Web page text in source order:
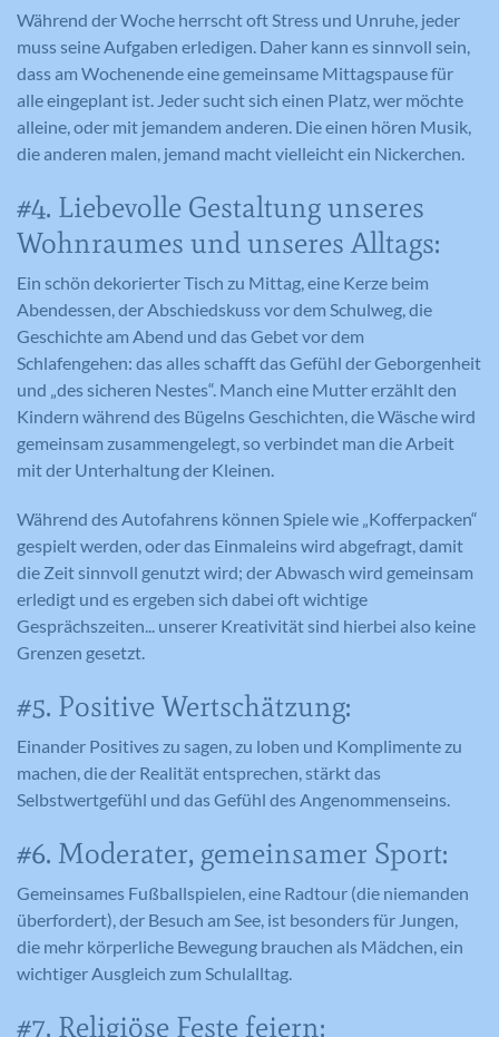
Während der Woche herrscht oft Stress und Unruhe, jeder
muss seine Aufgaben erledigen. Daher kann es sinnvoll sein,
dass am Wochenende eine gemeinsame Mittagspause für
alle eingeplant ist. Jeder sucht sich einen Platz, wer möchte
alleine, oder mit jemandem anderen. Die einen hören Musik,
die anderen malen, jemand macht vielleicht ein Nickerchen.
#4. Liebevolle Gestaltung unseres
Wohnraumes und unseres Alltags:
Ein schön dekorierter Tisch zu Mittag, eine Kerze beim
Abendessen, der Abschiedskuss vor dem Schulweg, die
Geschichte am Abend und das Gebet vor dem
Schlafengehen: das alles schafft das Gefühl der Geborgenheit
und „des sicheren Nestes“. Manch eine Mutter erzählt den
Kindern während des Bügelns Geschichten, die Wäsche wird
gemeinsam zusammengelegt, so verbindet man die Arbeit
mit der Unterhaltung der Kleinen.
Während des Autofahrens können Spiele wie „Kofferpacken“
gespielt werden, oder das Einmaleins wird abgefragt, damit
die Zeit sinnvoll genutzt wird; der Abwasch wird gemeinsam
erledigt und es ergeben sich dabei oft wichtige
Gesprächszeiten... unserer Kreativität sind hierbei also keine
Grenzen gesetzt.
#5. Positive Wertschätzung:
Einander Positives zu sagen, zu loben und Komplimente zu
machen, die der Realität entsprechen, stärkt das
Selbstwertgefühl und das Gefühl des Angenommenseins.
#6. Moderater, gemeinsamer Sport:
Gemeinsames Fußballspielen, eine Radtour (die niemanden
überfordert), der Besuch am See, ist besonders für Jungen,
die mehr körperliche Bewegung brauchen als Mädchen, ein
wichtiger Ausgleich zum Schulalltag.
#7. Religiöse Feste feiern: